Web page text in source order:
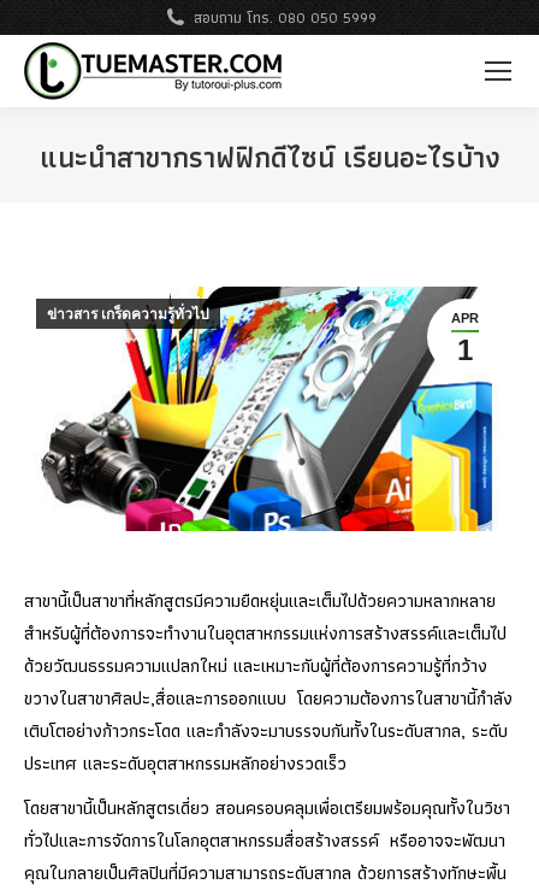
สอบถาม โทร. 080 050 5999
แนะนำสาขากราฟฟิกดีไซน์ เรียนอะไรบ้าง
APR
1
ข่าวสาร เกร็ดความรู้ทั่วไป
สาขานี้เป็นสาขาที่หลักสูตรมีความยืดหยุ่นและเต็มไปด้วยความหลากหลาย
สำหรับผู้ที่ต้องการจะทำงานในอุตสาหกรรมแห่งการสร้างสรรค์และเต็มไป
ด้วยวัฒนธรรมความแปลกใหม่ และเหมาะกับผู้ที่ต้องการความรู้ที่กว้าง
ขวางในสาขาศิลปะ,สื่อและการออกแบบ โดยความต้องการในสาขานี้กำลัง
เติบโตอย่างก้าวกระโดด และกำลังจะมาบรรจบกันทั้งในระดับสากล, ระดับ
ประเทศ และระดับอุตสาหกรรมหลักอย่างรวดเร็ว
โดยสาขานี้เป็นหลักสูตรเดี่ยว สอนครอบคลุมเพื่อเตรียมพร้อมคุณทั้งในวิชา
ทั่วไปและการจัดการในโลกอุตสาหกรรมสื่อสร้างสรรค์ หรืออาจจะพัฒนา
คุณในกลายเป็นศิลปินที่มีความสามารถระดับสากล ด้วยการสร้างทักษะพื้น